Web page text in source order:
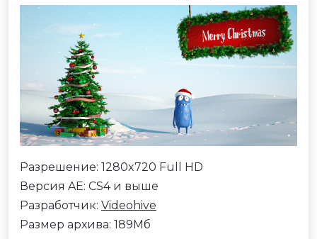
Разрешение: 1280x720 Full HD
Версия AE: CS4 и выше
Разработчик: Videohive
Размер архива: 189Мб